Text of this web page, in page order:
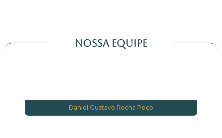
Nossa Equipe
Daniel Gustavo Rocha Poço